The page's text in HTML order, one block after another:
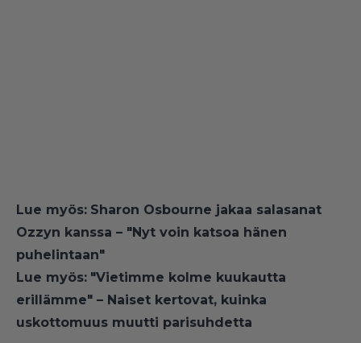
Lue myös: Sharon Osbourne jakaa salasanat
Ozzyn kanssa – "Nyt voin katsoa hänen
puhelintaan"
Lue myös: "Vietimme kolme kuukautta
erillämme" – Naiset kertovat, kuinka
uskottomuus muutti parisuhdetta